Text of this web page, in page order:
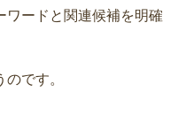
ワードと関連候補を明確
です。